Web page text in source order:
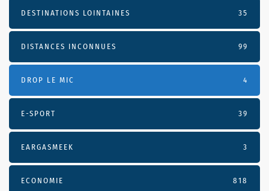
DESTINATIONS LOINTAINES 35
DISTANCES INCONNUES 99
DROP LE MIC 4
E-SPORT 39
EARGASMEEK 3
ECONOMIE 818